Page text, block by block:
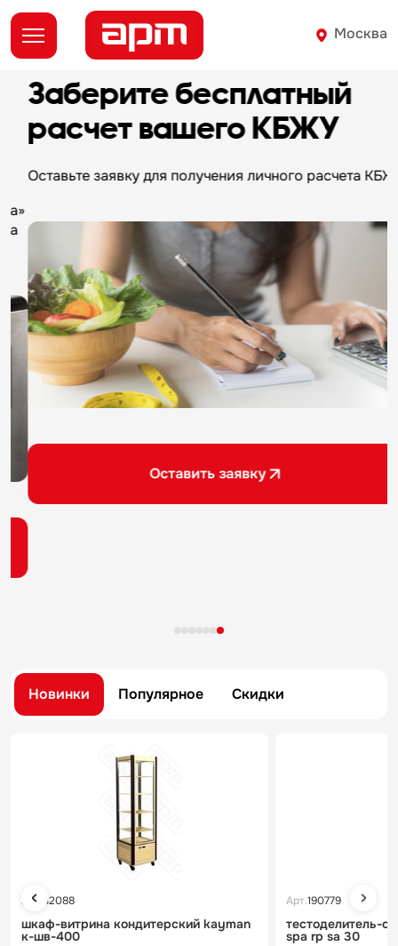
Москва
Заберите бесплатный
расчет вашего КБЖУ
Оставьте заявку для полученияличного расчета КБЖУ
Оставить заявку
Новинки Популярное Скидки
Арт. 32088
шкаф-витрина кондитерский kayman
к-шв-400
Арт.190779
тестоделитель-
spa rp sa 30